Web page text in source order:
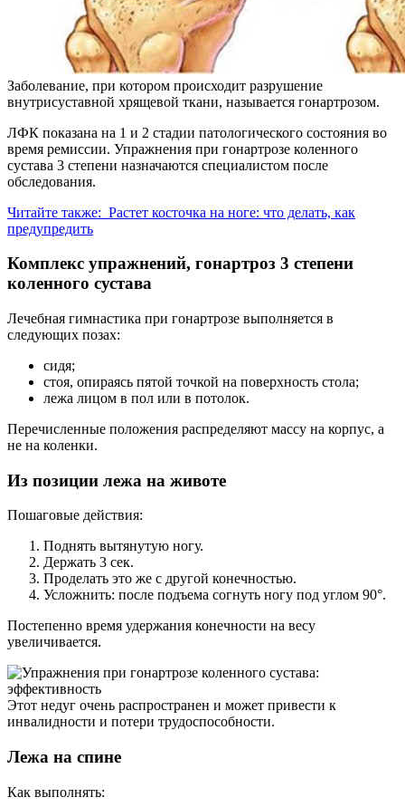
Заболевание, при котором происходит разрушение
внутрисуставной хрящевой ткани, называется гонартрозом.
ЛФК показана на 1 и 2 стадии патологического состояния во
время ремиссии. Упражнения при гонартрозе коленного
сустава 3 степени назначаются специалистом после
обследования.
Читайте также: Растет косточка на ноге: что делать, как
предупредить
Комплекс упражнений, гонартроз 3 степени
коленного сустава
Лечебная гимнастика при гонартрозе выполняется в
следующих позах:
сидя;
стоя, опираясь пятой точкой на поверхность стола;
лежа лицом в пол или в потолок.
Перечисленные положения распределяют массу на корпус, а
не на коленки.
Из позиции лежа на животе
Пошаговые действия:
Поднять вытянутую ногу.
Держать 3 сек.
Проделать это же с другой конечностью.
Усложнить: после подъема согнуть ногу под углом 90°.
Постепенно время удержания конечности на весу
увеличивается.
Этот недуг очень распространен и может привести к
инвалидности и потери трудоспособности.
Лежа на спине
Как выполнять: